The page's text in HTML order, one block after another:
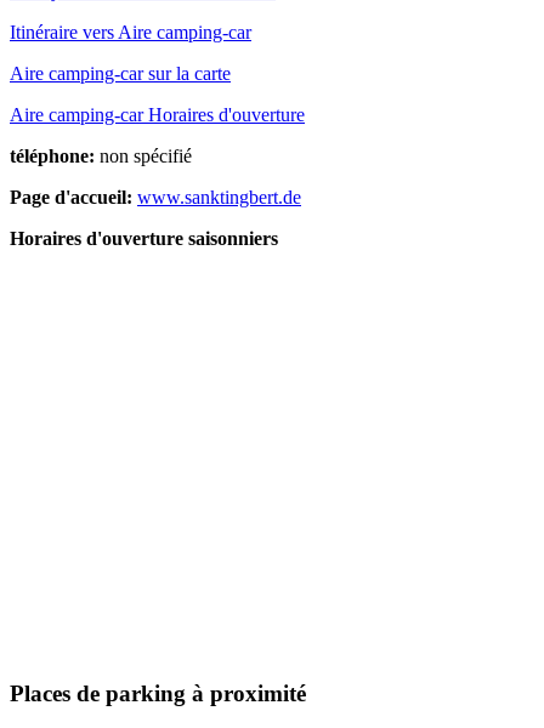
Itinéraire vers Aire camping-car
Aire camping-car sur la carte
Aire camping-car Horaires d'ouverture
téléphone: non spécifié
Page d'accueil: www.sanktingbert.de
Horaires d'ouverture saisonniers
Places de parking à proximité